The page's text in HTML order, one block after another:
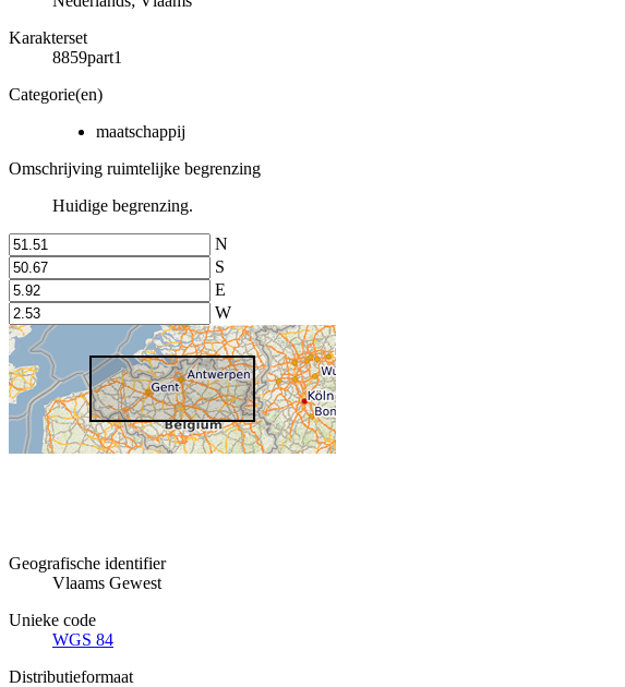
Karakterset
8859part1
Categorie(en)
maatschappij
Omschrijving ruimtelijke begrenzing
Huidige begrenzing.
N
S
E
W
Geografische identifier
Vlaams Gewest
Unieke code
WGS 84
Distributieformaat